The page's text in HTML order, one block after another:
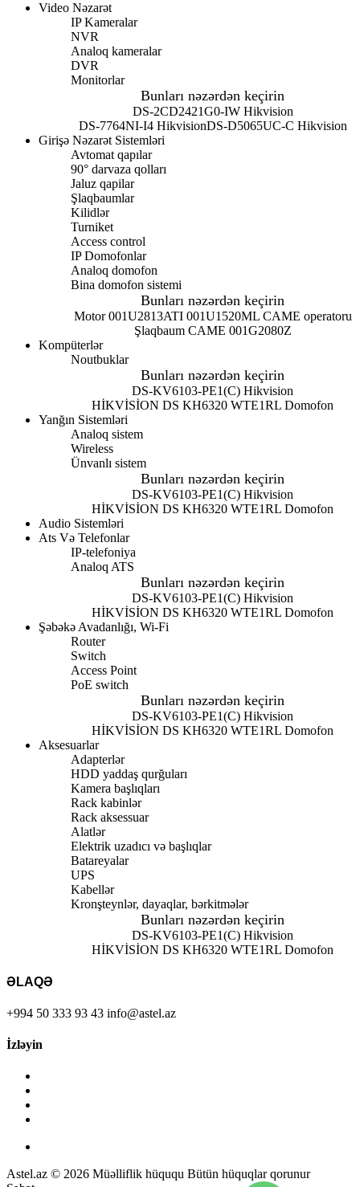
Video Nəzarət
IP Kameralar
NVR
Analoq kameralar
DVR
Monitorlar
Bunları nəzərdən keçirin
DS-2CD2421G0-IW Hikvision
DS-7764NI-I4 HikvisionDS-D5065UC-C Hikvision
Girişə Nəzarət Sistemləri
Avtomat qapılar
90° darvaza qolları
Jaluz qapilar
Şlaqbaumlar
Kilidlər
Turniket
Access control
IP Domofonlar
Analoq domofon
Bina domofon sistemi
Bunları nəzərdən keçirin
Motor 001U2813ATI 001U1520ML CAME operatoru
Şlaqbaum CAME 001G2080Z
Kompüterlər
Noutbuklar
Bunları nəzərdən keçirin
DS-KV6103-PE1(C) Hikvision
HİKVİSİON DS KH6320 WTE1RL Domofon
Yanğın Sistemləri
Analoq sistem
Wireless
Ünvanlı sistem
Bunları nəzərdən keçirin
DS-KV6103-PE1(C) Hikvision
HİKVİSİON DS KH6320 WTE1RL Domofon
Audio Sistemləri
Ats Və Telefonlar
IP-telefoniya
Analoq ATS
Bunları nəzərdən keçirin
DS-KV6103-PE1(C) Hikvision
HİKVİSİON DS KH6320 WTE1RL Domofon
Şəbəkə Avadanlığı, Wi-Fi
Router
Switch
Access Point
PoE switch
Bunları nəzərdən keçirin
DS-KV6103-PE1(C) Hikvision
HİKVİSİON DS KH6320 WTE1RL Domofon
Aksesuarlar
Adapterlər
HDD yaddaş qurğuları
Kamera başlıqları
Rack kabinlər
Rack aksessuar
Alatlər
Elektrik uzadıcı və başlıqlar
Batareyalar
UPS
Kabellər
Kronşteynlər, dayaqlar, bərkitmələr
Bunları nəzərdən keçirin
DS-KV6103-PE1(C) Hikvision
HİKVİSİON DS KH6320 WTE1RL Domofon
ƏLAQƏ
+994 50 333 93 43 info@astel.az
İzləyin
Astel.az © 2026 Müəlliflik hüququ Bütün hüquqlar qorunur